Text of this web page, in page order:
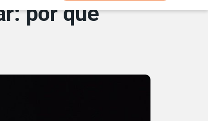
por qué